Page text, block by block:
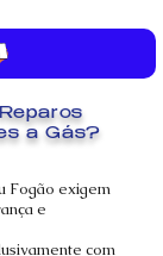
Fogão exigem
e
com
a Gás?